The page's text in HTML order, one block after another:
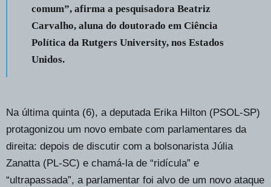
comum”, afirma a pesquisadora Beatriz
Carvalho, aluna do doutorado em Ciência
Política da Rutgers University, nos Estados
Unidos.
Na última quinta (6), a deputada Erika Hilton (PSOL-SP)
protagonizou um novo embate com parlamentares da
direita: depois de discutir com a bolsonarista Júlia
Zanatta (PL-SC) e chamá-la de “ridícula” e
“ultrapassada”, a parlamentar foi alvo de um novo ataque